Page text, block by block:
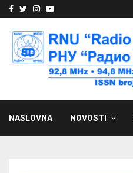
Facebook
Twitter
Instagram
Youtube
NASLOVNA NOVOSTI